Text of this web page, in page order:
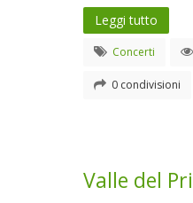
Leggi tutto
Concerti
0 condivisioni
Valle del